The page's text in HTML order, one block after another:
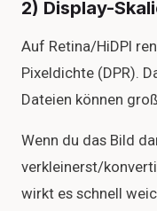
2) Display-
Auf Retina/HiDPI
Pixeldichte (DPR).
Dateien können
Wenn du das Bild
verkleinerst/
wirkt es schnell